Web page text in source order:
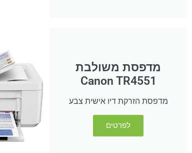
מדפסת משולבת
Canon TR4551
מדפסת הזרקת דיו אישית צבע
לפרטים